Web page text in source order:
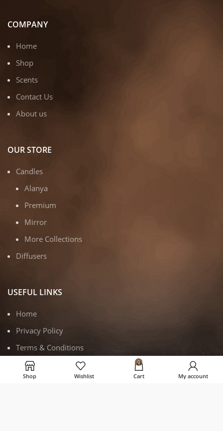
COMPANY
Home
Shop
Scents
Contact Us
About us
OUR STORE
Candles
Alanya
Premium
Mirror
More Collections
Diffusers
USEFUL LINKS
Home
Privacy Policy
Terms & Conditions
Shipping, Returns & Refund Policy
Contact Us
Shop Wishlist
0
Cart My account